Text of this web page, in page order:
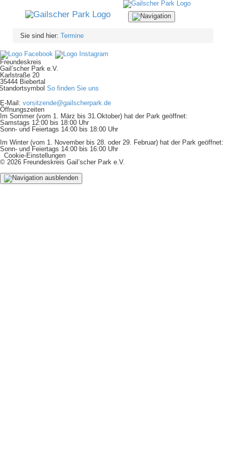
Navigation
ein-/ausblenden
Sie sind hier: Termine
Freundeskreis
Gail’scher Park e.V.
Karlstraße 20
35444 Biebertal
So finden Sie uns
E-Mail: vorsitzende@gailscherpark.de
Öffnungszeiten
Im Sommer (vom 1. März bis 31.Oktober) hat der Park geöffnet:
Samstags 12:00 bis 18:00 Uhr
Sonn- und Feiertags 14:00 bis 18:00 Uhr
Im Winter (vom 1. November bis 28. oder 29. Februar) hat der Park geöffnet:
Sonn- und Feiertags 14:00 bis 16:00 Uhr
Cookie-Einstellungen
© 2026 Freundeskreis Gail’scher Park e.V.